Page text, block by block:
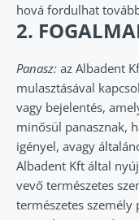
hová fordulhat
2.
Panasz: az Albadent
mulasztásával
vagy bejelentés,
minősül panasznak,
igényel, avagy
Albadent Kft által
vevő természetes
természetes személy